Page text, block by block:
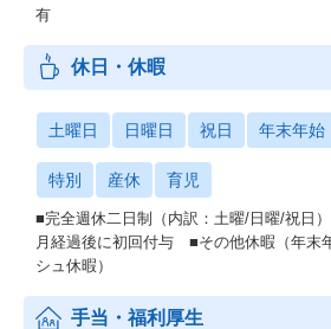
有
休日・休暇
土曜日 日曜日 祝日 年末年始
特別 産休 育児
■完全週休二日制（内訳：土曜/日曜/祝日
月経過後に初回付与 ■その他休暇（年末
シュ休暇）
手当・福利厚生